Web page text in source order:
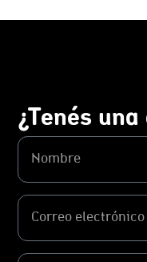
¿Tenés